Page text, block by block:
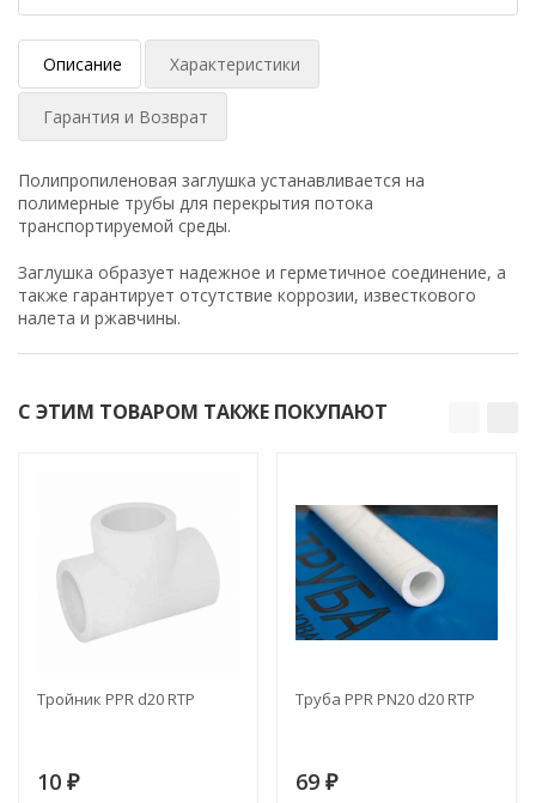
Описание Характеристики
Гарантия и Возврат
Полипропиленовая заглушка устанавливается на
полимерные трубы для перекрытия потока
транспортируемой среды.
Заглушка образует надежное и герметичное соединение, а
также гарантирует отсутствие коррозии, известкового
налета и ржавчины.
С ЭТИМ ТОВАРОМ ТАКЖЕ ПОКУПАЮТ
Тройник PPR d20 RTP
10 ₽
Труба PPR PN20 d20 RTP
69 ₽